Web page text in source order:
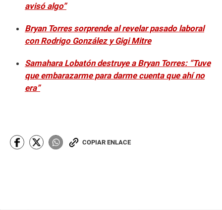
avisó algo”
Bryan Torres sorprende al revelar pasado laboral
con Rodrigo González y Gigi Mitre
Samahara Lobatón destruye a Bryan Torres: “Tuve
que embarazarme para darme cuenta que ahí no
era”
COPIAR ENLACE